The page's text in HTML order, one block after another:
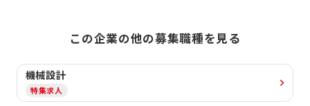
この企業の他の募集職種を見る
機械設計
特集求人